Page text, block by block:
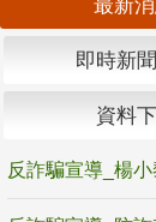
最新
即時新
資料
反詐騙宣導_楊